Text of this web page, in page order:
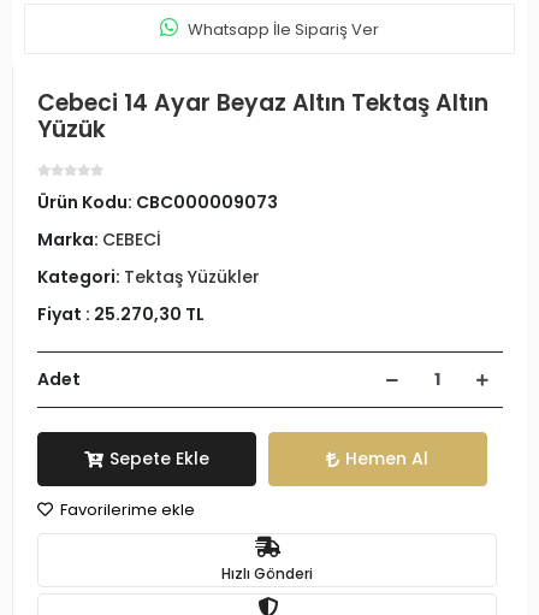
Whatsapp İle Sipariş Ver
Cebeci 14 Ayar Beyaz Altın Tektaş Altın
Yüzük
Ürün Kodu: CBC000009073
Marka: CEBECİ
Kategori: Tektaş Yüzükler
Fiyat : 25.270,30 TL
Adet
Sepete Ekle Hemen Al
Favorilerime ekle
Hızlı Gönderi